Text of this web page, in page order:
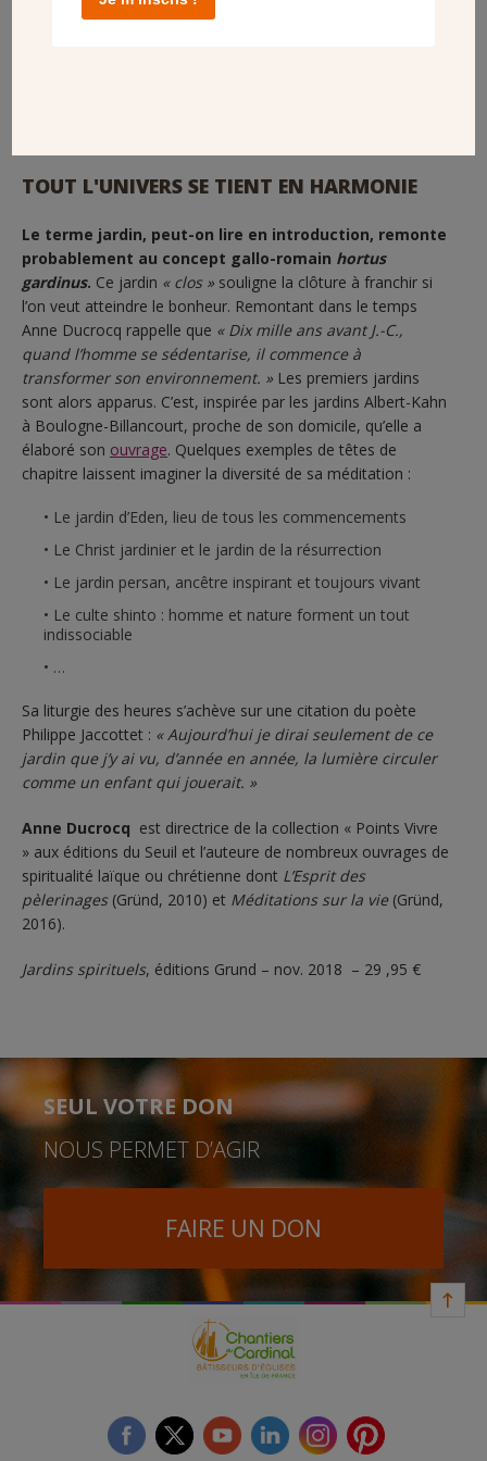
une force qui nous dépasse et pour comprendre que
TOUT L'UNIVERS SE TIENT EN HARMONIE
Le terme jardin, peut-on lire en introduction, remonte
probablement au concept gallo-romain hortus
gardinus. Ce jardin « clos » souligne la clôture à franchir si
l’on veut atteindre le bonheur. Remontant dans le temps
Anne Ducrocq rappelle que « Dix mille ans avant J.-C.,
quand l’homme se sédentarise, il commence à
transformer son environnement. » Les premiers jardins
sont alors apparus. C’est, inspirée par les jardins Albert-Kahn
à Boulogne-Billancourt, proche de son domicile, qu’elle a
élaboré son ouvrage. Quelques exemples de têtes de
chapitre laissent imaginer la diversité de sa méditation :
Le jardin d’Eden, lieu de tous les commencements
Le Christ jardinier et le jardin de la résurrection
Le jardin persan, ancêtre inspirant et toujours vivant
Le culte shinto : homme et nature forment un tout
indissociable
…
Sa liturgie des heures s’achève sur une citation du poète
Philippe Jaccottet : « Aujourd’hui je dirai seulement de ce
jardin que j’y ai vu, d’année en année, la lumière circuler
comme un enfant qui jouerait. »
Anne Ducrocq est directrice de la collection « Points Vivre
» aux éditions du Seuil et l’auteure de nombreux ouvrages de
spiritualité laïque ou chrétienne dont L’Esprit des
pèlerinages (Gründ, 2010) et Méditations sur la vie (Gründ,
2016).
Jardins spirituels, éditions Grund – nov. 2018 – 29 ,95 €
SEUL VOTRE DON
NOUS PERMET D’AGIR
FAIRE UN DON